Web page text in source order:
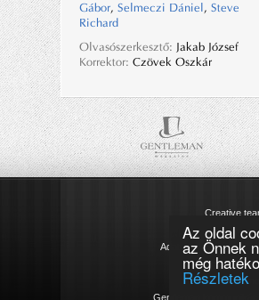
Az oldal
az Önnek
még
Részletek
Gábor, Selmeczi Dániel , Steve
Richard
Olvasószerkesztő: Jakab József
Korrektor: Czövek Oszkár
Creative
Adatkezelési
Cookie
Magazinok
Gentleman kommunikáció